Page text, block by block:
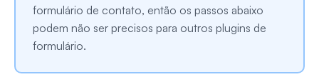
formulário de contato, então os passos abaixo
podem não ser precisos para outros plugins de
formulário.